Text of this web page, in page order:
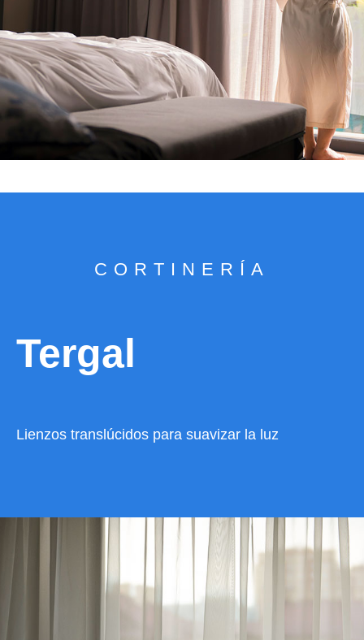
CORTINERÍA
Tergal
Lienzos translúcidos para suavizar la luz